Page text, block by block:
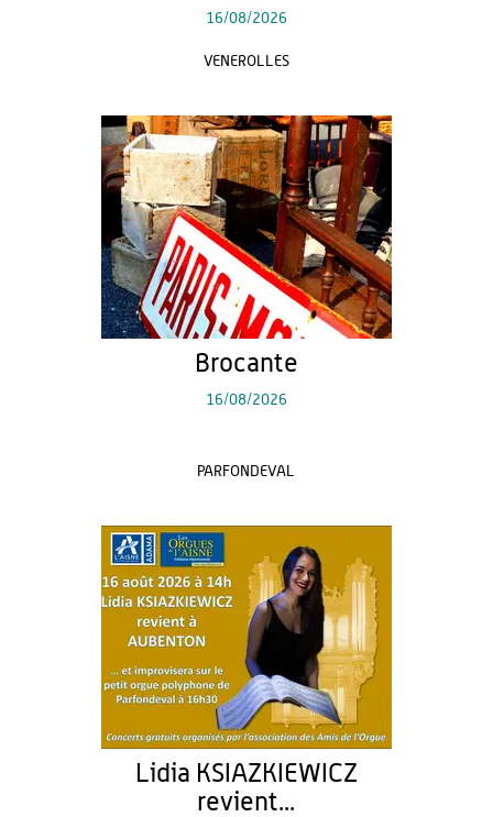
16/08/2026
VENEROLLES
Brocante
16/08/2026
PARFONDEVAL
Lidia KSIAZKIEWICZ
revient...